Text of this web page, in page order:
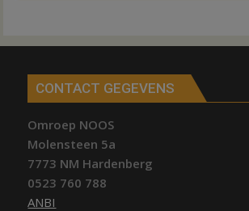
CONTACT GEGEVENS
Omroep NOOS
Molensteen 5a
7773 NM Hardenberg
0523 760 788
ANBI